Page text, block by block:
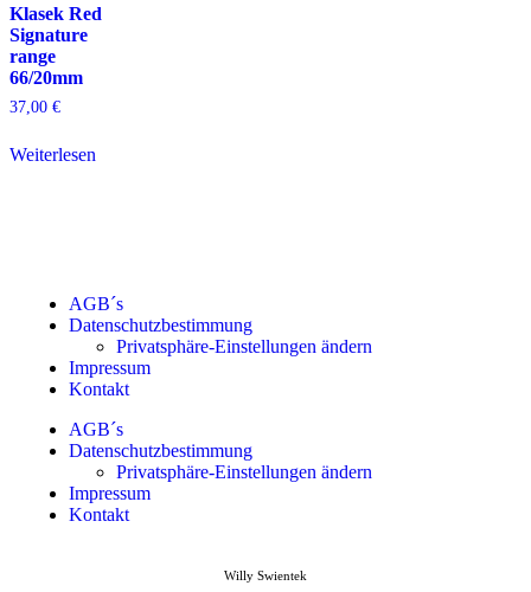
Klasek Red
Signature
range
66/20mm
37,00 €
Weiterlesen
AGB´s
Datenschutzbestimmung
Privatsphäre-Einstellungen ändern
Impressum
Kontakt
AGB´s
Datenschutzbestimmung
Privatsphäre-Einstellungen ändern
Impressum
Kontakt
Willy Swientek